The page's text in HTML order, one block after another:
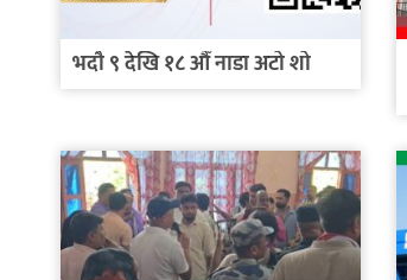
भदौ ९ देखि १८ औँ नाडा अटो शो